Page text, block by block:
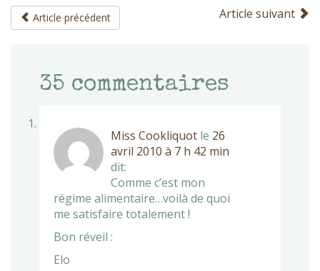
Article précédent Article suivant
35 commentaires
Miss Cookliquot le 26
avril 2010 à 7 h 42 min
dit:
Comme c’est mon
régime alimentaire…voilà de quoi
me satisfaire totalement !
Bon réveil :
Elo